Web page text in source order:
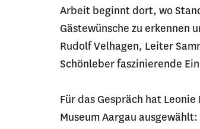
Arbeit beginnt dort, wo
Gästewünsche zu erkennen
Rudolf Velhagen, Leiter
Schönleber faszinierende
Für das Gespräch hat
Museum Aargau